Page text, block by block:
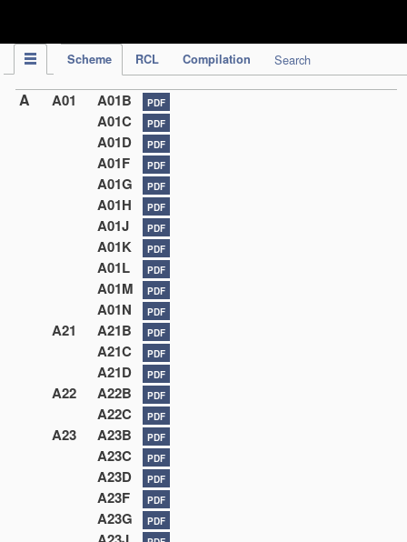
Scheme RCL Compilation Search
A A01 A01B PDF
A01C PDF
A01D PDF
A01F PDF
A01G PDF
A01H PDF
A01J PDF
A01K PDF
A01L PDF
A01M PDF
A01N PDF
A21 A21B PDF
A21C PDF
A21D PDF
A22 A22B PDF
A22C PDF
A23 A23B PDF
A23C PDF
A23D PDF
A23F PDF
A23G PDF